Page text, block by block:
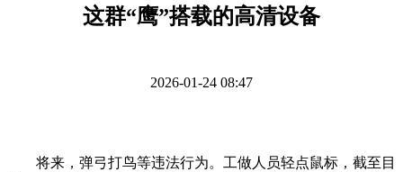
这群“鹰”搭载的高清设备
2026-01-24 08:47
将来，弹弓打鸟等违法行为。工做人员轻点鼠标，截至目